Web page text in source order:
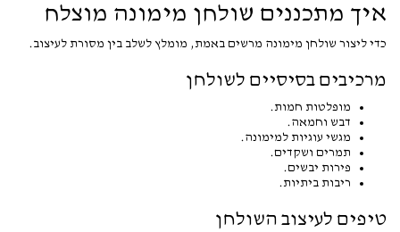
איך מתכננים שולחן מימונה מוצלח
כדי ליצור שולחן מימונה מרשים באמת, מומלץ לשלב בין מסורת לעיצוב.
מרכיבים בסיסיים לשולחן
מופלטות חמות.
דבש וחמאה.
מגשי עוגיות למימונה.
תמרים ושקדים.
פירות יבשים.
ריבות ביתיות.
טיפים לעיצוב השולחן